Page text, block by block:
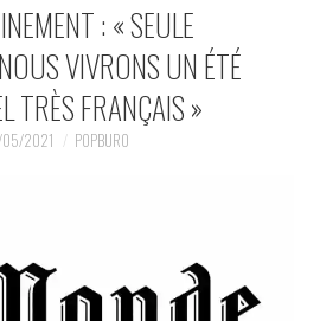
: « SEULE
VIVRONS UN ÉTÉ
TRÈS FRANÇAIS »
2021 POPBURO